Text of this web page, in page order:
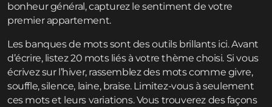
bonheur général, capturez le sentiment de votre
premier appartement.
Les banques de mots sont des outils brillants ici. Avant
d’écrire, listez 20 mots liés à votre thème choisi. Si vous
écrivez sur l’hiver, rassemblez des mots comme givre,
souffle, silence, laine, braise. Limitez-vous à seulement
ces mots et leurs variations. Vous trouverez des façons